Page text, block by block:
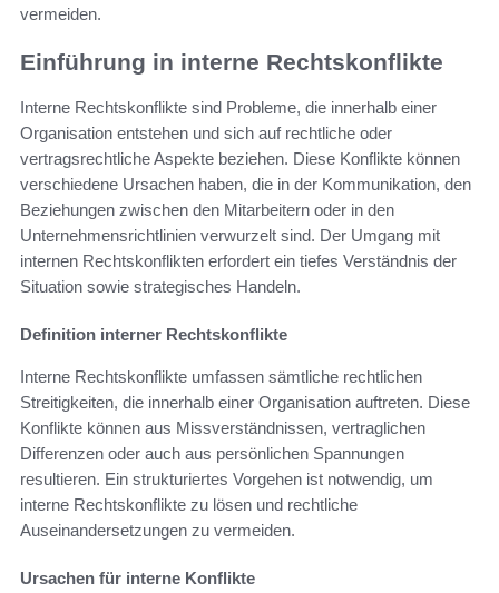
vermeiden.
Einführung in interne Rechtskonflikte
Interne Rechtskonflikte sind Probleme, die innerhalb einer
Organisation entstehen und sich auf rechtliche oder
vertragsrechtliche Aspekte beziehen. Diese Konflikte können
verschiedene Ursachen haben, die in der Kommunikation, den
Beziehungen zwischen den Mitarbeitern oder in den
Unternehmensrichtlinien verwurzelt sind. Der Umgang mit
internen Rechtskonflikten erfordert ein tiefes Verständnis der
Situation sowie strategisches Handeln.
Definition interner Rechtskonflikte
Interne Rechtskonflikte umfassen sämtliche rechtlichen
Streitigkeiten, die innerhalb einer Organisation auftreten. Diese
Konflikte können aus Missverständnissen, vertraglichen
Differenzen oder auch aus persönlichen Spannungen
resultieren. Ein strukturiertes Vorgehen ist notwendig, um
interne Rechtskonflikte zu lösen und rechtliche
Auseinandersetzungen zu vermeiden.
Ursachen für interne Konflikte